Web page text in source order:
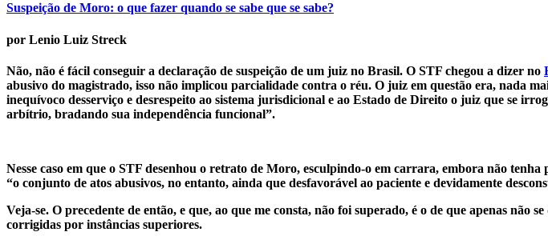
Suspeição de Moro: o que fazer quando se sabe que se sabe?
por Lenio Luiz Streck
Não, não é fácil conseguir a declaração de suspeição de um juiz no Brasil. O STF chegou a dizer no
abusivo do magistrado, isso não implicou parcialidade contra o réu. O juiz em questão era, nada
inequívoco desserviço e desrespeito ao sistema jurisdicional e ao Estado de Direito o juiz que se
arbítrio, bradando sua independência funcional”.
Nesse caso em que o STF desenhou o retrato de Moro, esculpindo-o em carrara, embora não
“o conjunto de atos abusivos, no entanto, ainda que desfavorável ao paciente e devidamente
Veja-se. O precedente de então, e que, ao que me consta, não foi superado, é o de que apenas não
corrigidas por instâncias superiores.